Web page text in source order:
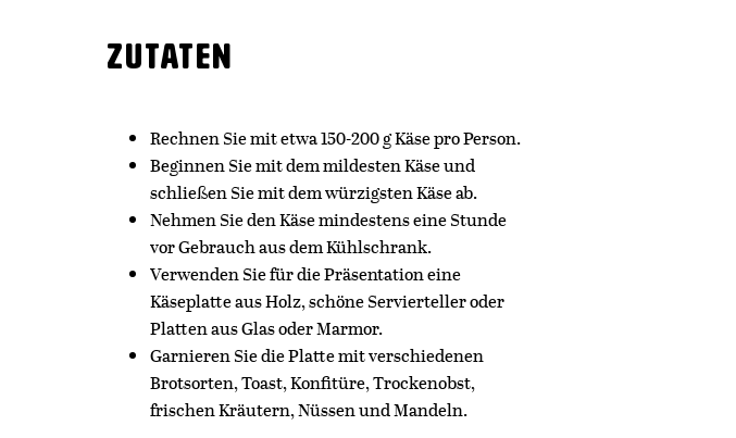
Zutaten
Rechnen Sie mit etwa 150-200 g Käse pro Person.
Beginnen Sie mit dem mildesten Käse und
schließen Sie mit dem würzigsten Käse ab.
Nehmen Sie den Käse mindestens eine Stunde
vor Gebrauch aus dem Kühlschrank.
Verwenden Sie für die Präsentation eine
Käseplatte aus Holz, schöne Servierteller oder
Platten aus Glas oder Marmor.
Garnieren Sie die Platte mit verschiedenen
Brotsorten, Toast, Konfitüre, Trockenobst,
frischen Kräutern, Nüssen und Mandeln.